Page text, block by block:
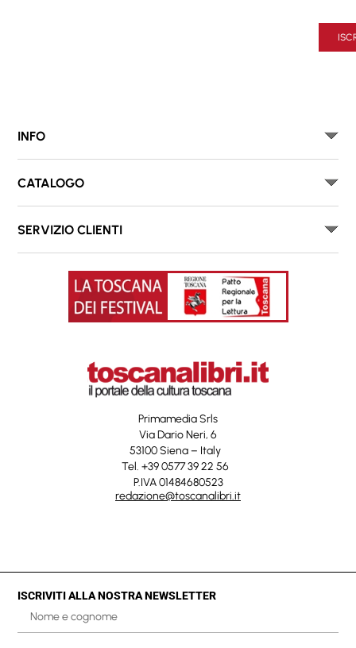
INFO
CATALOGO
SERVIZIO CLIENTI
Primamedia Srls
Via Dario Neri, 6
53100 Siena – Italy
Tel. +39 0577 39 22 56
P.IVA 01484680523
redazione@toscanalibri.it
ISCRIVITI ALLA NOSTRA NEWSLETTER